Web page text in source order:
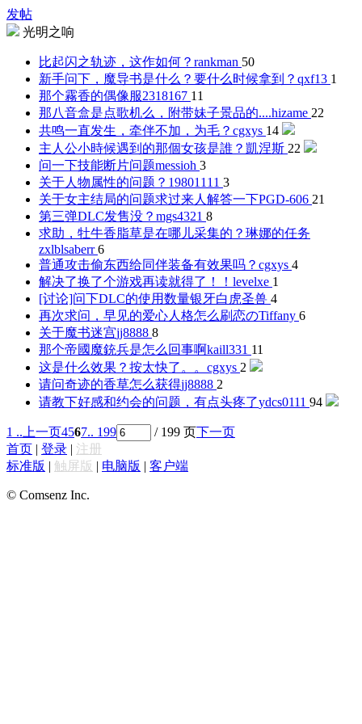
发帖
光明之响
比起闪之轨迹，这作如何？ rankman 50
新手问下，魔导书是什么？要什么时候拿到？ qxf13 1
那个霧香的偶像服2318167 11
那八音盒是点歌机么，附带妹子景品的....hizame 22
共鸣一直发生，牵伴不加，为毛？ cgxys 14
主人公小時候遇到的那個女孩是誰？ 凱涅斯 22
问一下技能断片问题messioh 3
关于人物属性的问题？ 19801111 3
关于女主结局的问题求过来人解答一下PGD-606 21
第三弹DLC发售没？ mgs4321 8
求助，牡牛香脂草是在哪儿采集的？琳娜的任务
zxlblsaberr 6
普通攻击偷东西给同伴装备有效果吗？ cgxys 4
解决了换了个游戏再读就得了！！ levelxe 1
[讨论]问下DLC的使用数量银牙白虎圣兽 4
再次求问，早见的爱心人格怎么刷恋のTiffany 6
关于魔书迷宫jj8888 8
那个帝國魔銃兵是怎么回事啊kaill331 11
这是什么效果？按太快了。。 cgxys 2
请问奇迹的香草怎么获得jj8888 2
请教下好感和约会的问题，有点头疼了ydcs0111 94
1 .. 上一页4567.. 199 / 199 页下一页
首页 | 登录 | 注册
标准版 | 触屏版 | 电脑版 | 客户端
© Comsenz Inc.